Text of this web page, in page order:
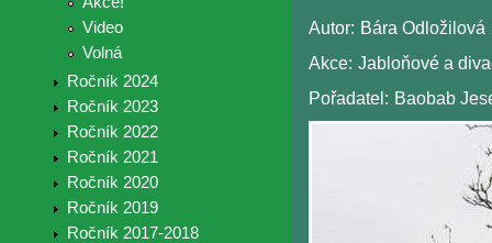
Video
Volná
Ročník 2024
Ročník 2023
Ročník 2022
Ročník 2021
Ročník 2020
Ročník 2019
Ročník 2017-2018
Autor: Bára Odložilová
Akce: Jabloňové a
Pořadatel: Baobab